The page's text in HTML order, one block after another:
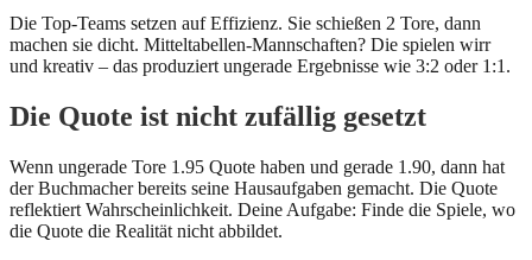
Die Top-Teams setzen auf Effizienz. Sie schießen 2 Tore, dann
machen sie dicht. Mitteltabellen-Mannschaften? Die spielen wirr
und kreativ – das produziert ungerade Ergebnisse wie 3:2 oder 1:1.
Die Quote ist nicht zufällig gesetzt
Wenn ungerade Tore 1.95 Quote haben und gerade 1.90, dann hat
der Buchmacher bereits seine Hausaufgaben gemacht. Die Quote
reflektiert Wahrscheinlichkeit. Deine Aufgabe: Finde die Spiele, wo
die Quote die Realität nicht abbildet.